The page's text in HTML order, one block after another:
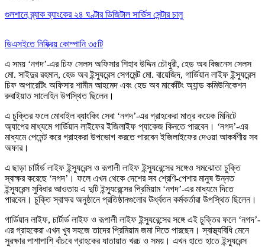
গুলশানে ব্র্যাক ব্যাংকের ২৪ ঘণ্টার ডিজিটাল সার্ভিস সেন্টার চালু
ডিএসইতে নিষ্ক্রিয় কোম্পানি ৩৫টি
এ সময় ‘নগদ’-এর চিফ সেলস অফিসার শিহাব উদ্দিন চৌধুরী, হেড অব বিজনেস সেলস
মো. সাইদুর রহমান, হেড অব ইন্স্যুরেন্স সেগমেন্ট মো. বায়েজিদ, গার্ডিয়ান লাইফ ইন্স্যুরেন্স
চিফ অপারেটিং অফিসার শামীম আহমেদ এবং হেড অব মার্কেটিং অ্যান্ড কমিউনিকেশন
রুবাইয়াত সালেহিন উপস্থিত ছিলেন।
এ চুক্তির ফলে মোবাইল ব্যাংকিং সেবা ‘নগদ’-এর গ্রাহকেরা মাত্র কয়েক মিনিটে
অ্যাপের মাধ্যমে গার্ডিয়ান লাইফের ইজিলাইফ প্যাকেজ কিনতে পারবেন। ‘নগদ’-এর
মাধ্যমে পেমেন্ট করে গ্রাহকরা উপভোগ করতে পারবেন ইজিলাইফের দেওয়া আকর্ষণীয় সব
অফার।
এ ছাড়া চার্টার্ড লাইফ ইন্স্যুরেন্স ও রূপালী লাইফ ইন্স্যুরেন্সের সঙ্গেও সমঝোতা চুক্তি
স্বাক্ষর করেছে ‘নগদ’। ফলে এখন থেকে দেশের সব শ্রেণি-পেশার মানুষ উন্নত
ইন্স্যুরেন্স সুবিধার আওতায় এ দুটি ইন্স্যুরেন্সের প্রিমিয়াম ‘নগদ’-এর মাধ্যমে দিতে
পারবেন। চুক্তি স্বাক্ষর অনুষ্ঠানে প্রতিষ্ঠানগুলোর ঊর্ধ্বতন কর্মকর্তারা উপস্থিত ছিলেন।
গার্ডিয়ান লাইফ, চার্টার্ড লাইফ ও রূপালী লাইফ ইন্স্যুরেন্সের সঙ্গে এই চুক্তির ফলে ‘নগদ’-
এর গ্রাহকেরা এখন খুব সহজে তাদের প্রিমিয়াম জমা দিতে পারছেন। স্বাস্থ্যবিধি মেনে
সুরক্ষার পাশাপাশি বাঁচবে গ্রাহকের যাতায়াত খরচ ও সময়। এখন হাতে হাতে ইন্স্যুরেন্স